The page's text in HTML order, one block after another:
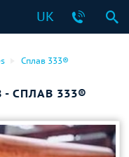
UK
Сплав 333®
- СПЛАВ 333®